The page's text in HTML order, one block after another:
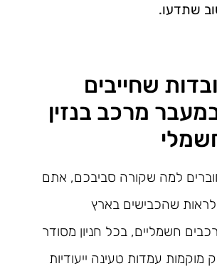
שתדעו.
שחייבים
מרכב בנזין
למה שקורה סביבכם, אתם
לראות שהכבישים בארץ
חשמליים, בכל חניון מסודר
מוקמות עמדות טעינה ייעודיות